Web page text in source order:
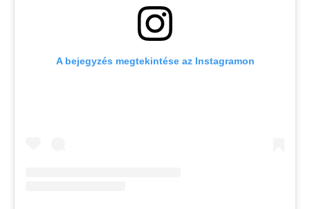
A bejegyzés megtekintése az Instagramon